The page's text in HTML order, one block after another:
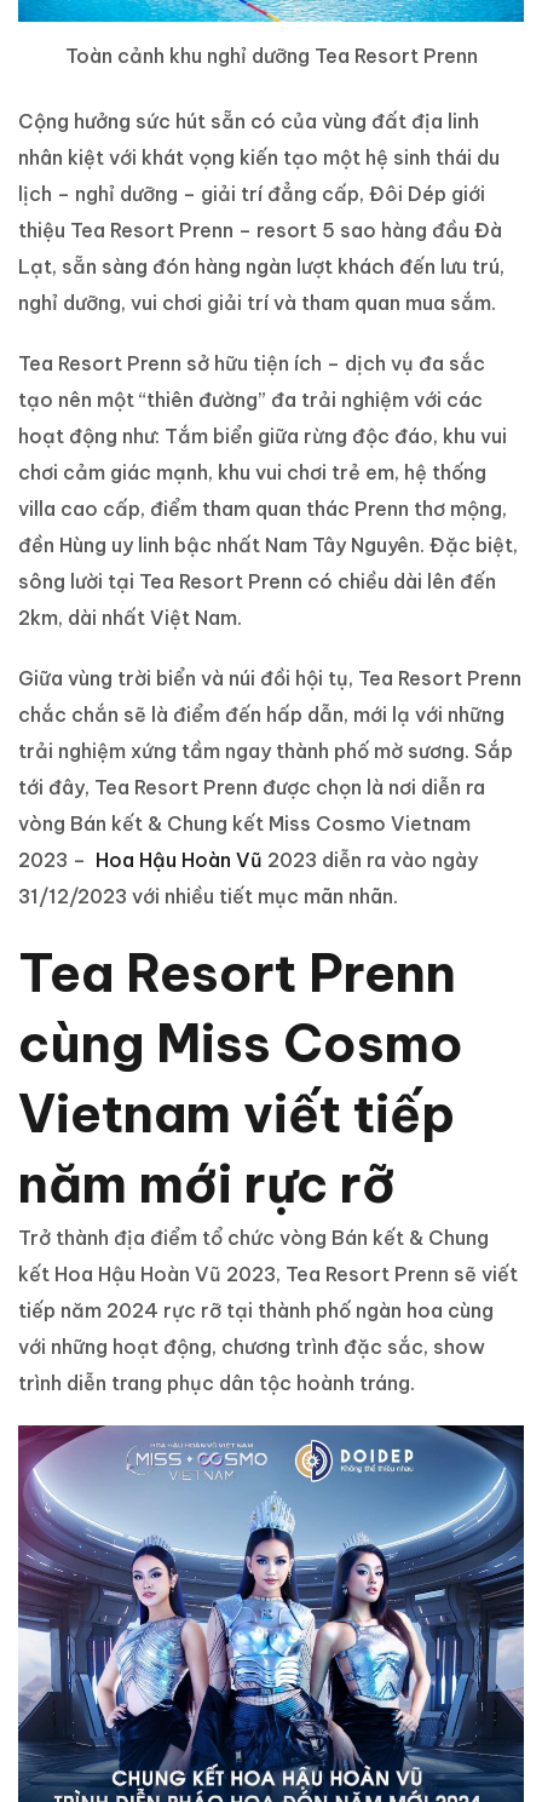
Toàn cảnh khu nghỉ dưỡng Tea Resort Prenn
Cộng hưởng sức hút sẵn có của vùng đất địa linh
nhân kiệt với khát vọng kiến tạo một hệ sinh thái du
lịch – nghỉ dưỡng – giải trí đẳng cấp, Đôi Dép giới
thiệu Tea Resort Prenn – resort 5 sao hàng đầu Đà
Lạt, sẵn sàng đón hàng ngàn lượt khách đến lưu trú,
nghỉ dưỡng, vui chơi giải trí và tham quan mua sắm.
Tea Resort Prenn sở hữu tiện ích – dịch vụ đa sắc
tạo nên một “thiên đường” đa trải nghiệm với các
hoạt động như: Tắm biển giữa rừng độc đáo, khu vui
chơi cảm giác mạnh, khu vui chơi trẻ em, hệ thống
villa cao cấp, điểm tham quan thác Prenn thơ mộng,
đền Hùng uy linh bậc nhất Nam Tây Nguyên. Đặc biệt,
sông lười tại Tea Resort Prenn có chiều dài lên đến
2km, dài nhất Việt Nam.
Giữa vùng trời biển và núi đồi hội tụ, Tea Resort Prenn
chắc chắn sẽ là điểm đến hấp dẫn, mới lạ với những
trải nghiệm xứng tầm ngay thành phố mờ sương. Sắp
tới đây, Tea Resort Prenn được chọn là nơi diễn ra
vòng Bán kết & Chung kết Miss Cosmo Vietnam
2023 – Hoa Hậu Hoàn Vũ 2023 diễn ra vào ngày
31/12/2023 với nhiều tiết mục mãn nhãn.
Tea Resort Prenn
cùng Miss Cosmo
Vietnam viết tiếp
năm mới rực rỡ
Trở thành địa điểm tổ chức vòng Bán kết & Chung
kết Hoa Hậu Hoàn Vũ 2023, Tea Resort Prenn sẽ viết
tiếp năm 2024 rực rỡ tại thành phố ngàn hoa cùng
với những hoạt động, chương trình đặc sắc, show
trình diễn trang phục dân tộc hoành tráng.